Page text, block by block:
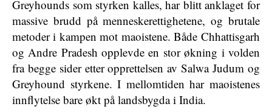
Greyhounds som styrken kalles, har blitt anklaget for
massive brudd på menneskerettighetene, og brutale
metoder i kampen mot maoistene. Både Chhattisgarh
og Andre Pradesh opplevde en stor økning i volden
fra begge sider etter opprettelsen av Salwa Judum og
Greyhound styrkene. I mellomtiden har maoistenes
innflytelse bare økt på landsbygda i India.